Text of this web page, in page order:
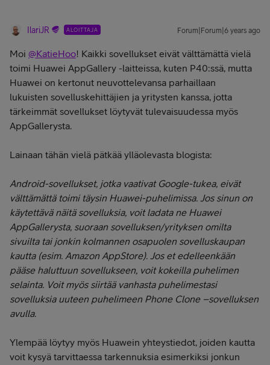
IlariJR ALOITTAJA Forum|Forum|6 years ago
Moi @KatieHoo! Kaikki sovellukset eivät välttämättä vielä
toimi Huawei AppGallery -laitteissa, kuten P40:ssä, mutta
Huawei on kertonut neuvottelevansa parhaillaan
lukuisten sovelluskehittäjien ja yritysten kanssa, jotta
tärkeimmät sovellukset löytyvät tulevaisuudessa myös
AppGallerysta.
Lainaan tähän vielä pätkää ylläolevasta blogista:
Android-sovellukset, jotka vaativat Google-tukea, eivät
välttämättä toimi täysin Huawei-puhelimissa. Jos sinun on
käytettävä näitä sovelluksia, voit ladata ne Huawei
AppGallerysta, suoraan sovelluksen/yrityksen omilta
sivuilta tai jonkin kolmannen osapuolen sovelluskaupan
kautta (esim. Amazon AppStore). Jos et edelleenkään
pääse haluttuun sovellukseen, voit kokeilla puhelimen
selainta. Voit myös siirtää vanhasta puhelimestasi
sovelluksia uuteen puhelimeen Phone Clone –sovelluksen
avulla.
Ylempää löytyy myös Huawein yhteystiedot, joiden kautta
voit kysyä tarvittaessa tarkennuksia esimerkiksi jonkun